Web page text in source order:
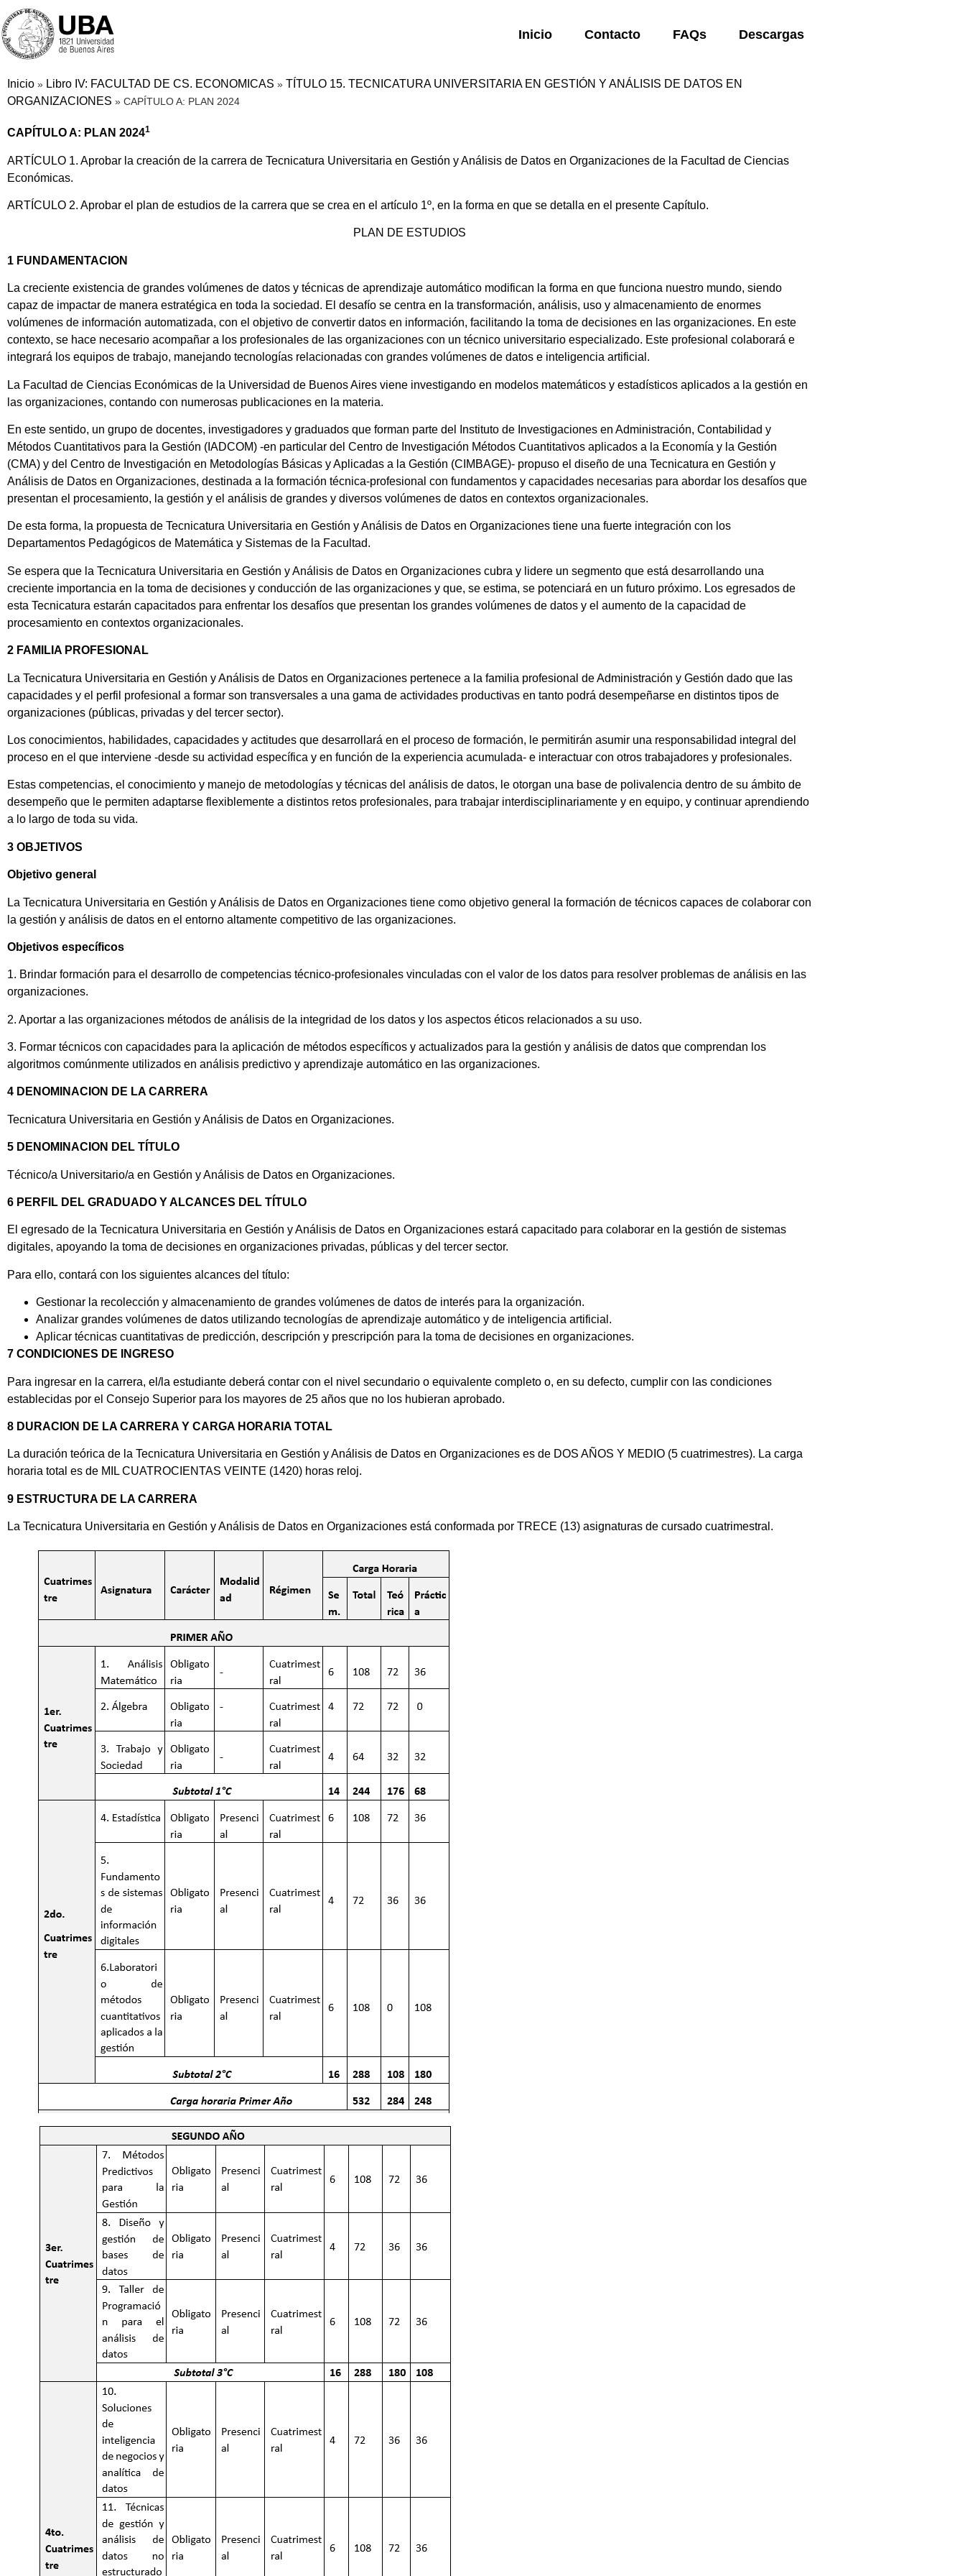
Inicio Contacto FAQs Descargas
Inicio » Libro IV: FACULTAD DE CS. ECONOMICAS » TÍTULO 15. TECNICATURA UNIVERSITARIA EN GESTIÓN Y ANÁLISIS DE DATOS EN
ORGANIZACIONES » CAPÍTULO A: PLAN 2024
CAPÍTULO A: PLAN 20241
ARTÍCULO 1. Aprobar la creación de la carrera de Tecnicatura Universitaria en Gestión y Análisis de Datos en Organizaciones de la Facultad de Ciencias
Económicas.
ARTÍCULO 2. Aprobar el plan de estudios de la carrera que se crea en el artículo 1º, en la forma en que se detalla en el presente Capítulo.
PLAN DE ESTUDIOS
1 FUNDAMENTACION
La creciente existencia de grandes volúmenes de datos y técnicas de aprendizaje automático modifican la forma en que funciona nuestro mundo, siendo
capaz de impactar de manera estratégica en toda la sociedad. El desafío se centra en la transformación, análisis, uso y almacenamiento de enormes
volúmenes de información automatizada, con el objetivo de convertir datos en información, facilitando la toma de decisiones en las organizaciones. En este
contexto, se hace necesario acompañar a los profesionales de las organizaciones con un técnico universitario especializado. Este profesional colaborará e
integrará los equipos de trabajo, manejando tecnologías relacionadas con grandes volúmenes de datos e inteligencia artificial.
La Facultad de Ciencias Económicas de la Universidad de Buenos Aires viene investigando en modelos matemáticos y estadísticos aplicados a la gestión en
las organizaciones, contando con numerosas publicaciones en la materia.
En este sentido, un grupo de docentes, investigadores y graduados que forman parte del Instituto de Investigaciones en Administración, Contabilidad y
Métodos Cuantitativos para la Gestión (IADCOM) -en particular del Centro de Investigación Métodos Cuantitativos aplicados a la Economía y la Gestión
(CMA) y del Centro de Investigación en Metodologías Básicas y Aplicadas a la Gestión (CIMBAGE)- propuso el diseño de una Tecnicatura en Gestión y
Análisis de Datos en Organizaciones, destinada a la formación técnica-profesional con fundamentos y capacidades necesarias para abordar los desafíos que
presentan el procesamiento, la gestión y el análisis de grandes y diversos volúmenes de datos en contextos organizacionales.
De esta forma, la propuesta de Tecnicatura Universitaria en Gestión y Análisis de Datos en Organizaciones tiene una fuerte integración con los
Departamentos Pedagógicos de Matemática y Sistemas de la Facultad.
Se espera que la Tecnicatura Universitaria en Gestión y Análisis de Datos en Organizaciones cubra y lidere un segmento que está desarrollando una
creciente importancia en la toma de decisiones y conducción de las organizaciones y que, se estima, se potenciará en un futuro próximo. Los egresados de
esta Tecnicatura estarán capacitados para enfrentar los desafíos que presentan los grandes volúmenes de datos y el aumento de la capacidad de
procesamiento en contextos organizacionales.
2 FAMILIA PROFESIONAL
La Tecnicatura Universitaria en Gestión y Análisis de Datos en Organizaciones pertenece a la familia profesional de Administración y Gestión dado que las
capacidades y el perfil profesional a formar son transversales a una gama de actividades productivas en tanto podrá desempeñarse en distintos tipos de
organizaciones (públicas, privadas y del tercer sector).
Los conocimientos, habilidades, capacidades y actitudes que desarrollará en el proceso de formación, le permitirán asumir una responsabilidad integral del
proceso en el que interviene -desde su actividad específica y en función de la experiencia acumulada- e interactuar con otros trabajadores y profesionales.
Estas competencias, el conocimiento y manejo de metodologías y técnicas del análisis de datos, le otorgan una base de polivalencia dentro de su ámbito de
desempeño que le permiten adaptarse flexiblemente a distintos retos profesionales, para trabajar interdisciplinariamente y en equipo, y continuar aprendiendo
a lo largo de toda su vida.
3 OBJETIVOS
Objetivo general
La Tecnicatura Universitaria en Gestión y Análisis de Datos en Organizaciones tiene como objetivo general la formación de técnicos capaces de colaborar con
la gestión y análisis de datos en el entorno altamente competitivo de las organizaciones.
Objetivos específicos
1. Brindar formación para el desarrollo de competencias técnico-profesionales vinculadas con el valor de los datos para resolver problemas de análisis en las
organizaciones.
2. Aportar a las organizaciones métodos de análisis de la integridad de los datos y los aspectos éticos relacionados a su uso.
3. Formar técnicos con capacidades para la aplicación de métodos específicos y actualizados para la gestión y análisis de datos que comprendan los
algoritmos comúnmente utilizados en análisis predictivo y aprendizaje automático en las organizaciones.
4 DENOMINACION DE LA CARRERA
Tecnicatura Universitaria en Gestión y Análisis de Datos en Organizaciones.
5 DENOMINACION DEL TÍTULO
Técnico/a Universitario/a en Gestión y Análisis de Datos en Organizaciones.
6 PERFIL DEL GRADUADO Y ALCANCES DEL TÍTULO
El egresado de la Tecnicatura Universitaria en Gestión y Análisis de Datos en Organizaciones estará capacitado para colaborar en la gestión de sistemas
digitales, apoyando la toma de decisiones en organizaciones privadas, públicas y del tercer sector.
Para ello, contará con los siguientes alcances del título:
Gestionar la recolección y almacenamiento de grandes volúmenes de datos de interés para la organización.
Analizar grandes volúmenes de datos utilizando tecnologías de aprendizaje automático y de inteligencia artificial.
Aplicar técnicas cuantitativas de predicción, descripción y prescripción para la toma de decisiones en organizaciones.
7 CONDICIONES DE INGRESO
Para ingresar en la carrera, el/la estudiante deberá contar con el nivel secundario o equivalente completo o, en su defecto, cumplir con las condiciones
establecidas por el Consejo Superior para los mayores de 25 años que no los hubieran aprobado.
8 DURACION DE LA CARRERA Y CARGA HORARIA TOTAL
La duración teórica de la Tecnicatura Universitaria en Gestión y Análisis de Datos en Organizaciones es de DOS AÑOS Y MEDIO (5 cuatrimestres). La carga
horaria total es de MIL CUATROCIENTAS VEINTE (1420) horas reloj.
9 ESTRUCTURA DE LA CARRERA
La Tecnicatura Universitaria en Gestión y Análisis de Datos en Organizaciones está conformada por TRECE (13) asignaturas de cursado cuatrimestral.